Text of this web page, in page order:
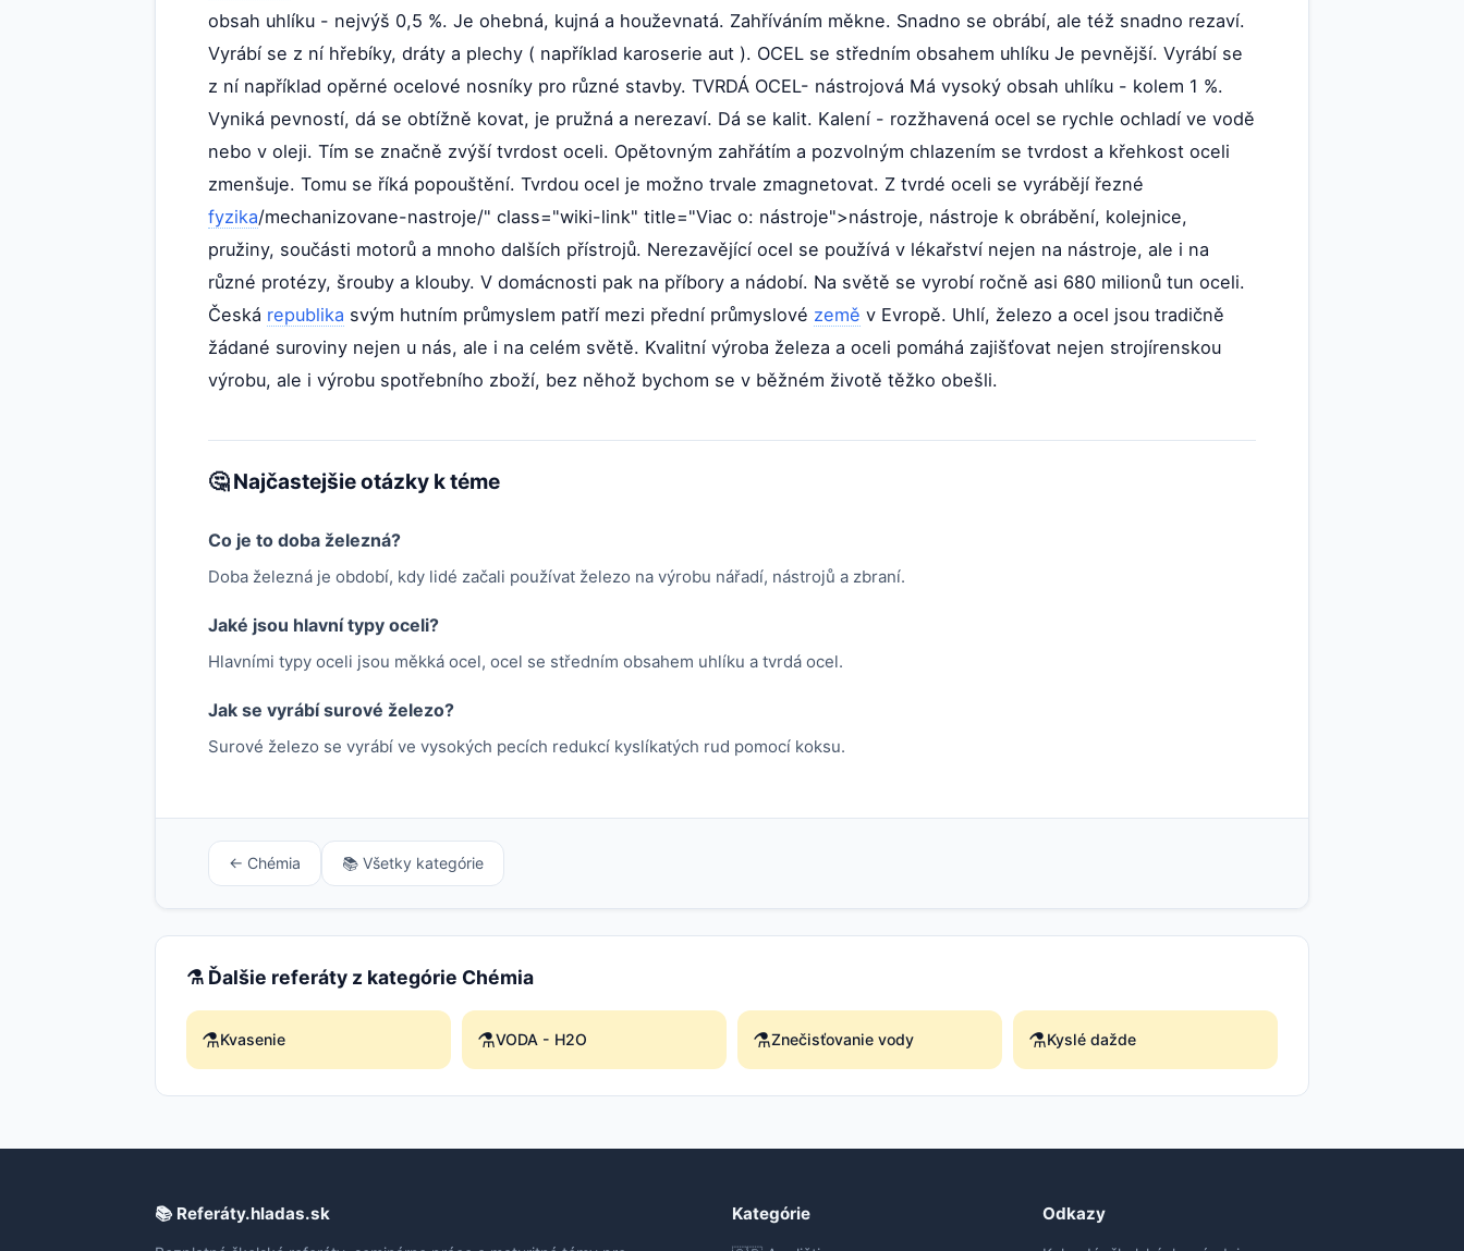
obsah uhlíku - nejvýš 0,5 %. Je ohebná, kujná a houževnatá. Zahříváním měkne. Snadno se obrábí, ale též snadno rezaví.
Vyrábí se z ní hřebíky, dráty a plechy ( například karoserie aut ). OCEL se středním obsahem uhlíku Je pevnější. Vyrábí se
z ní například opěrné ocelové nosníky pro různé stavby. TVRDÁ OCEL- nástrojová Má vysoký obsah uhlíku - kolem 1 %.
Vyniká pevností, dá se obtížně kovat, je pružná a nerezaví. Dá se kalit. Kalení - rozžhavená ocel se rychle ochladí ve vodě
nebo v oleji. Tím se značně zvýší tvrdost oceli. Opětovným zahřátím a pozvolným chlazením se tvrdost a křehkost oceli
zmenšuje. Tomu se říká popouštění. Tvrdou ocel je možno trvale zmagnetovat. Z tvrdé oceli se vyrábějí řezné
fyzika/mechanizovane-nastroje/" class="wiki-link" title="Viac o: nástroje">nástroje, nástroje k obrábění, kolejnice,
pružiny, součásti motorů a mnoho dalších přístrojů. Nerezavějící ocel se používá v lékařství nejen na nástroje, ale i na
různé protézy, šrouby a klouby. V domácnosti pak na příbory a nádobí. Na světě se vyrobí ročně asi 680 milionů tun oceli.
Česká republika svým hutním průmyslem patří mezi přední průmyslové země v Evropě. Uhlí, železo a ocel jsou tradičně
žádané suroviny nejen u nás, ale i na celém světě. Kvalitní výroba železa a oceli pomáhá zajišťovat nejen strojírenskou
výrobu, ale i výrobu spotřebního zboží, bez něhož bychom se v běžném životě těžko obešli.
🤔 Najčastejšie otázky k téme
Co je to doba železná?
Doba železná je období, kdy lidé začali používat železo na výrobu nářadí, nástrojů a zbraní.
Jaké jsou hlavní typy oceli?
Hlavními typy oceli jsou měkká ocel, ocel se středním obsahem uhlíku a tvrdá ocel.
Jak se vyrábí surové železo?
Surové železo se vyrábí ve vysokých pecích redukcí kyslíkatých rud pomocí koksu.
← Chémia 📚 Všetky kategórie
⚗️ Ďalšie referáty z kategórie Chémia
⚗️Kvasenie ⚗️VODA - H2O ⚗️Znečisťovanie vody ⚗️Kyslé dažde
📚 Referáty.hladas.sk Kategórie Odkazy